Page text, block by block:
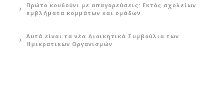
Πρώτο κουδούνι με απαγορεύσεις: Εκτός σχολείων
εμβλήματα κομμάτων και ομάδων
Αυτά είναι τα νέα Διοικητικά Συμβούλια των
Ημικρατικών Οργανισμών